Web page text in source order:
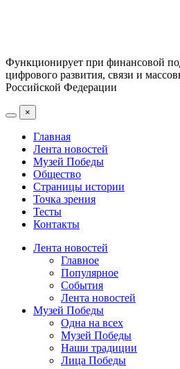
Функционирует при финансовой
цифрового развития, связи и
Российской Федерации
×
Главная
Лента новостей
Музей Победы
Общество
Страницы истории
Точка зрения
Тесты
Контакты
Лента новостей
Главное
Популярное
События
Лента новостей
Музей Победы
Одна на всех
Музей Победы
Наши традиции
Лица Победы